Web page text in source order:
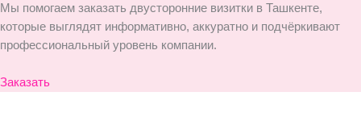
Мы помогаем заказать двусторонние визитки в Ташкенте,
которые выглядят информативно, аккуратно и подчёркивают
профессиональный уровень компании.
Заказать